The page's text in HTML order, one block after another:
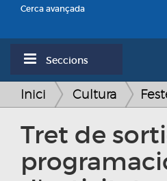
Cerca avançada
Seccions
Inici Cultura
Tret de